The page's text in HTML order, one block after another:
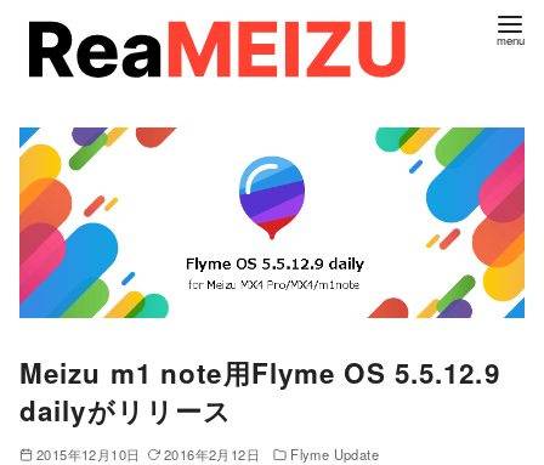
Meizu m1 note用Flyme OS 5.5.12.9
dailyがリリース
2015年12月10日 2016年2月12日 Flyme Update